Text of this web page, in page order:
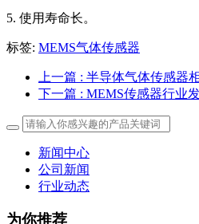
5. 使用寿命长。‍
标签: MEMS气体传感器
上一篇 : 半导体气体传感器
下一篇 : MEMS传感器行业
新闻中心
公司新闻
行业动态
为你推荐